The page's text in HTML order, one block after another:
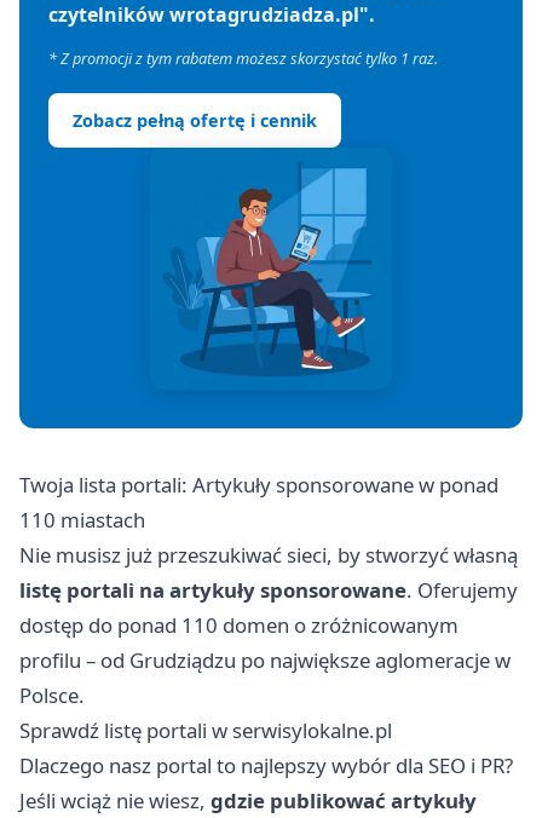
czytelników wrotagrudziadza.pl".
* Z promocji z tym rabatem możesz skorzystać tylko 1 raz.
Zobacz pełną ofertę i cennik
Twoja lista portali: Artykuły sponsorowane w ponad
110 miastach
Nie musisz już przeszukiwać sieci, by stworzyć własną
listę portali na artykuły sponsorowane. Oferujemy
dostęp do ponad 110 domen o zróżnicowanym
profilu – od Grudziądzu po największe aglomeracje w
Polsce.
Sprawdź listę portali w serwisylokalne.pl
Dlaczego nasz portal to najlepszy wybór dla SEO i PR?
Jeśli wciąż nie wiesz, gdzie publikować artykuły